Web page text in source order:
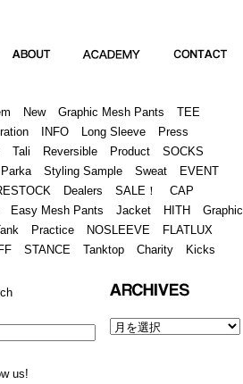
New Graphic Mesh Pants
TEE
INFO Long Sleeve
Press
Tali Reversible Product
SOCKS
Styling Sample Sweat
EVENT
Dealers SALE！
CAP
Easy Mesh Pants Jacket HITH
Graphic
Practice NOSLEEVE
FLATLUX
STANCE Tanktop Charity Kicks